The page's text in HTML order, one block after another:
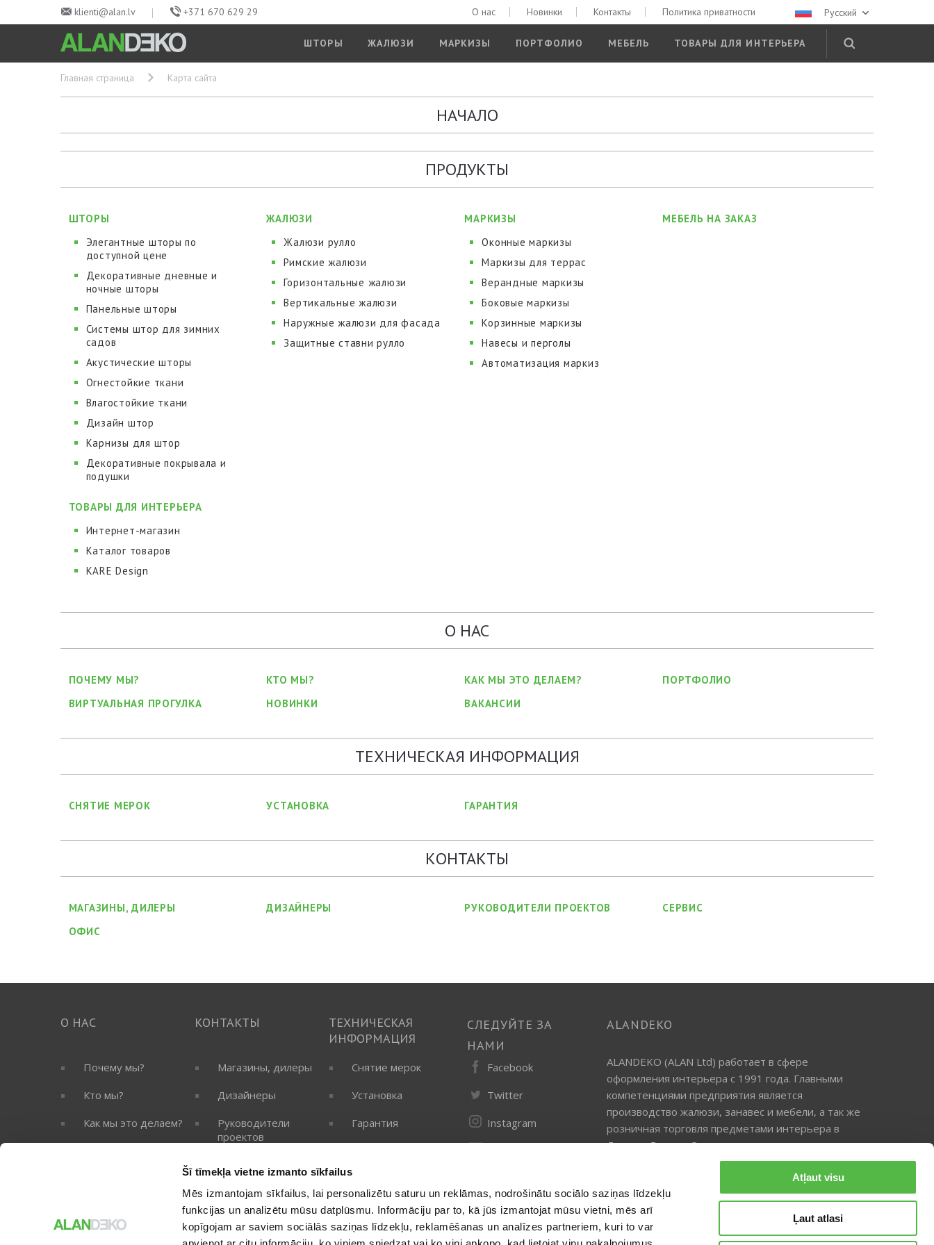
Šī tīmekļa vietne izmanto sīkfailus
Mēs izmantojam sīkfailus, lai personalizētu saturu un reklāmas, nodrošinātu sociālo saziņas līdzekļu
funkcijas un analizētu mūsu datplūsmu. Informāciju par to, kā jūs izmantojat mūsu vietni, mēs arī
kopīgojam ar saviem sociālās saziņas līdzekļu, reklamēšanas un analīzes partneriem, kuri to var
Atļaut visu
Ļaut atlasi
klienti@alan.lv +371 670 629 29 О нас Новинки Контакты Политика приватности Русский
ШТОРЫ ЖАЛЮЗИ МАРКИЗЫ ПОРТФОЛИО МЕБЕЛЬ ТОВАРЫ ДЛЯ ИНТЕРЬЕРА
Главная страница Карта сайта
НАЧАЛО
ПРОДУКТЫ
ШТОРЫ
Элегантные шторы по
доступной цене
Декоративные дневные и
ночные шторы
Панельные шторы
Системы штор для зимних
садов
Акустические шторы
Огнестойкие ткани
Влагостойкие ткани
Дизайн штор
Карнизы для штор
Декоративные покрывала и
подушки
ЖАЛЮЗИ
Жалюзи рулло
Римские жалюзи
Горизонтальные жалюзи
Вертикальные жалюзи
Наружные жалюзи для фасада
Защитные ставни рулло
МАРКИЗЫ
Оконные маркизы
Маркизы для террас
Верандные маркизы
Боковые маркизы
Корзинные маркизы
Навесы и перголы
Автоматизация маркиз
МЕБЕЛЬ НА ЗАКАЗ
ТОВАРЫ ДЛЯ ИНТЕРЬЕРА
Интернет-магазин
Каталог товаров
KARE Design
О НАС
ПОЧЕМУ МЫ? КТО МЫ? КАК МЫ ЭТО ДЕЛАЕМ?
ПОРТФОЛИО
ВИРТУАЛЬНАЯ ПРОГУЛКА
НОВИНКИ ВАКАНСИИ
ТЕХНИЧЕСКАЯ ИНФОРМАЦИЯ
СНЯТИЕ МЕРОК УСТАНОВКА ГАРАНТИЯ
КОНТАКТЫ
МАГАЗИНЫ, ДИЛЕРЫ ДИЗАЙНЕРЫ РУКОВОДИТЕЛИ ПРОЕКТОВ
СЕРВИС
ОФИС
О НАС
Почему мы?
Кто мы?
Как мы это делаем?
КОНТАКТЫ
Магазины, дилеры
Дизайнеры
Руководители
проектов
Сервис
Офис
ТЕХНИЧЕСКАЯ
ИНФОРМАЦИЯ
Снятие мерок
Установка
Гарантия
СЛЕДУЙТЕ ЗА
НАМИ
Facebook
Twitter
Instagram
Электронная
рассылка
ALANDEKO
ALANDEKO (ALAN Ltd) работает в сфере
оформления интерьера с 1991 года. Главными
компетенциями предприятия является
производство жалюзи, занавес и мебели, а так же
розничная торговля предметами интерьера в
Латвии, Литве и Эстонии.